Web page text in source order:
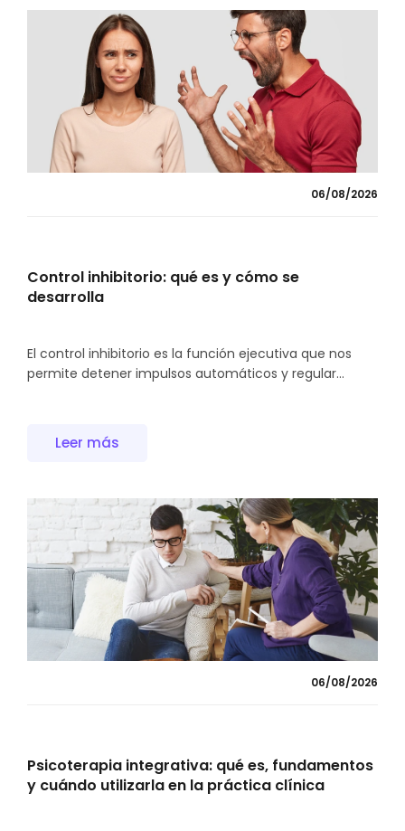
06/08/2026
Control inhibitorio: qué es y cómo se
desarrolla
El control inhibitorio es la función ejecutiva que nos
permite detener impulsos automáticos y regular...
Leer más
06/08/2026
Psicoterapia integrativa: qué es, fundamentos
y cuándo utilizarla en la práctica clínica